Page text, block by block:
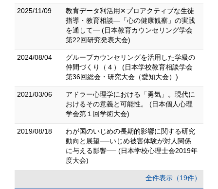
2025/11/09
教育データ利活用✕プロアクティブな生徒
指導・教育相談―「心の健康観察」の実践
を通して― (日本教育カウンセリング学会
第22回研究発表大会)
2024/08/04
グループカウンセリングを活用した学級の
仲間づくり（４） (日本学校教育相談学会
第36回総会・研究大会（愛知大会）)
2021/03/06
アドラー心理学における「勇気」。現代に
おけるその意義と可能性。 (日本個人心理
学会第１回学術大会)
2019/08/18
わが国のいじめの長期的影響に関する研究
動向と展望──いじめ被害体験が対人関係
に与える影響── (日本学校心理士会2019年
度大会)
全件表示（19件）